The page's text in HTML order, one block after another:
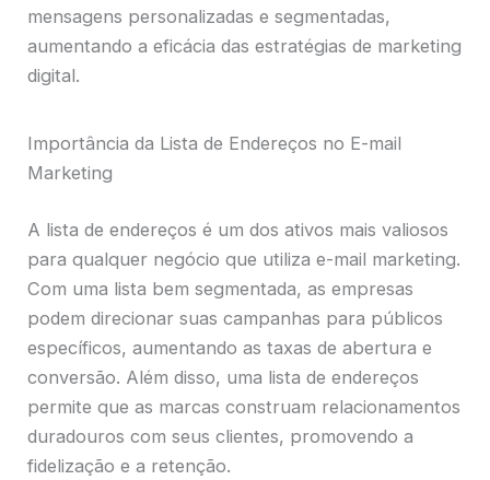
mensagens personalizadas e segmentadas,
aumentando a eficácia das estratégias de marketing
digital.
Importância da Lista de Endereços no E-mail
Marketing
A lista de endereços é um dos ativos mais valiosos
para qualquer negócio que utiliza e-mail marketing.
Com uma lista bem segmentada, as empresas
podem direcionar suas campanhas para públicos
específicos, aumentando as taxas de abertura e
conversão. Além disso, uma lista de endereços
permite que as marcas construam relacionamentos
duradouros com seus clientes, promovendo a
fidelização e a retenção.